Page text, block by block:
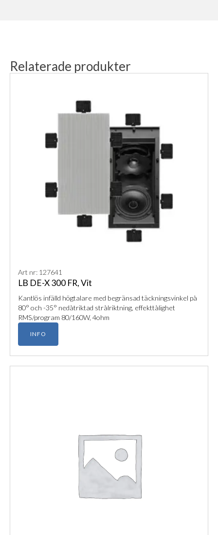
Relaterade produkter
Art nr: 127641
LB DE-X 300 FR, Vit
Kantlös infälld högtalare med begränsad täckningsvinkel på
80° och -35° nedåtriktad strålriktning, effekttålighet
RMS/program 80/160W, 4ohm
INFO